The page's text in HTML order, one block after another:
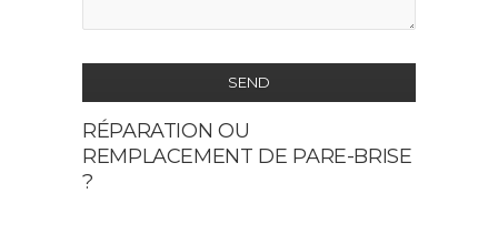
SEND
This
field
should
RÉPARATION OU
REMPLACEMENT DE PARE-BRISE
?